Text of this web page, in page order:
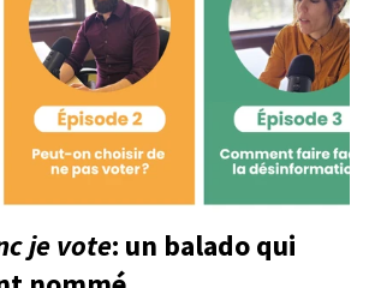
je vote: un balado qui